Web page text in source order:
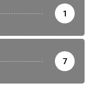
1
7